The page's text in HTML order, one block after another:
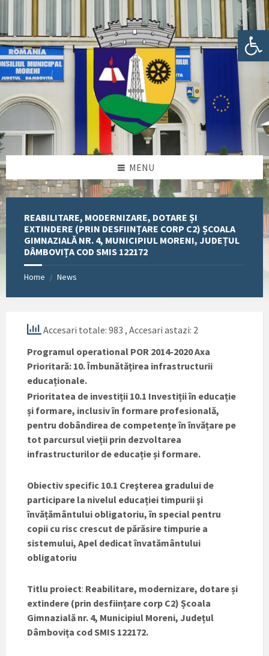
Deschide bara de unelte
sidebar
sidebar
MENU
REABILITARE, MODERNIZARE, DOTARE ȘI
EXTINDERE (PRIN DESFIINȚARE CORP C2) ȘCOALA
GIMNAZIALĂ NR. 4, MUNICIPIUL MORENI, JUDEȚUL
DÂMBOVIȚA COD SMIS 122172
Home / News
Accesari totale: 983 , Accesari astazi: 2
Programul operational POR 2014-2020 Axa
Prioritară: 10. Îmbunătățirea infrastructurii
educaționale.
Prioritatea de investiții 10.1 Investiții în educație
și formare, inclusiv în formare profesională,
pentru dobândirea de competențe în învățare pe
tot parcursul vieții prin dezvoltarea
infrastructurilor de educație și formare.
Obiectiv specific 10.1 Creşterea gradului de
participare la nivelul educației timpurii şi
învățământului obligatoriu, în special pentru
copii cu risc crescut de părăsire timpurie a
sistemului, Apel dedicat învatământului
obligatoriu
Titlu proiect: Reabilitare, modernizare, dotare și
extindere (prin desființare corp C2) Școala
Gimnazială nr. 4, Municipiul Moreni, Județul
Dâmbovița cod SMIS 122172.